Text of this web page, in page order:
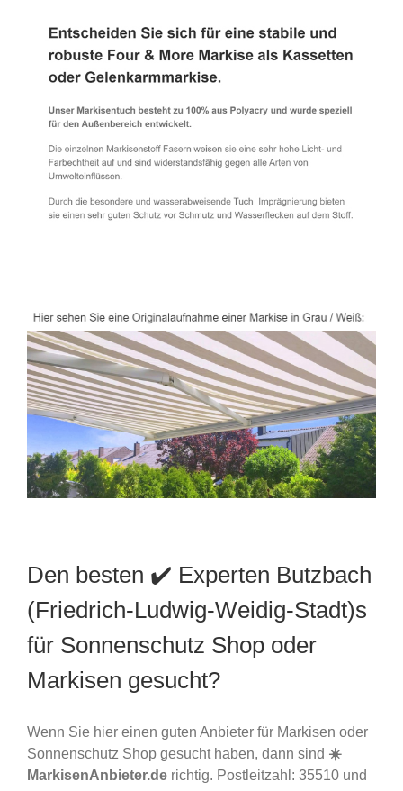
Den besten ✔️ Experten Butzbach
(Friedrich-Ludwig-Weidig-Stadt)s
für Sonnenschutz Shop oder
Markisen gesucht?
Wenn Sie hier einen guten Anbieter für Markisen oder
Sonnenschutz Shop gesucht haben, dann sind ☀️
MarkisenAnbieter.de richtig. Postleitzahl: 35510 und